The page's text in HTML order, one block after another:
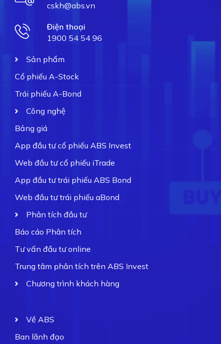
cskh@abs.vn
Điện thoại
1900 54 54 96
Sản phẩm
Cổ phiếu A-Stock
Trái phiếu A-Bond
Công nghệ
Bảng giá
App đầu tư cổ phiếu ABS Invest
Web đầu tư cổ phiếu iTrade
App đầu tư trái phiếu ABS Bond
Web đầu tư trái phiếu aBond
Phân tích đầu tư
Báo cáo Phân tích
Tư vấn đầu tư online
Trung tâm phân tích trên ABS Invest
Chương trình khách hàng
Về ABS
Ban lãnh đạo